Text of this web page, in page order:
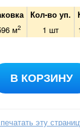
Кол-во уп.
м2 1 шт
В КОРЗИНУ
эту